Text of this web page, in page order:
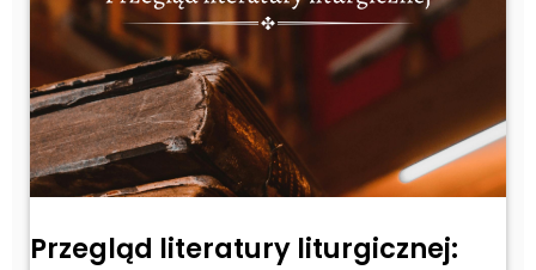
Przegląd literatury liturgicznej: